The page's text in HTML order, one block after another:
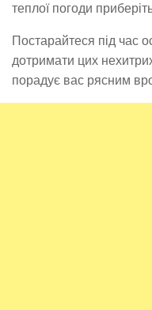
теплої погоди
Постарайтеся під час
дотримати цих
порадує вас рясним